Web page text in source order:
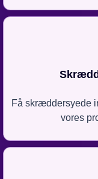
Få skræddersyede
vores